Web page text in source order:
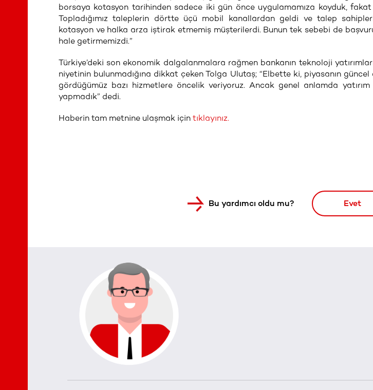
borsaya kotasyon tarihinden sadece iki gün önce uygulamamıza koyduk, fakat
Topladığımız taleplerin dörtte üçü mobil kanallardan geldi ve talep
kotasyon ve halka arza iştirak etmemiş müşterilerdi. Bunun tek sebebi de
hale getirmemizdi.”
Türkiye’deki son ekonomik dalgalanmalara rağmen bankanın teknoloji
niyetinin bulunmadığına dikkat çeken Tolga Ulutaş; “Elbette ki, piyasanın güncel
gördüğümüz bazı hizmetlere öncelik veriyoruz. Ancak genel anlamda
yapmadık” dedi.
Haberin tam metnine ulaşmak için tıklayınız.
Bu yardımcı oldu mu? Evet